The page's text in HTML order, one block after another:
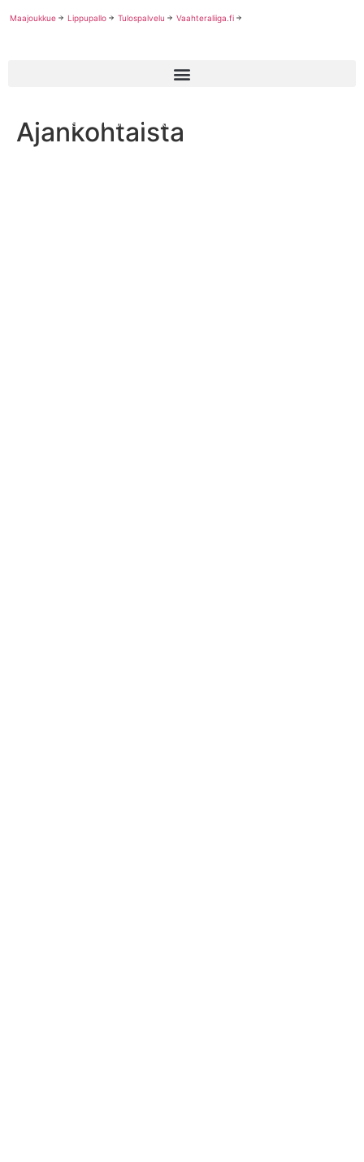
Maajoukkue Lippupallo Tulospalvelu Vaahteraliiga.fi
Ajankohtaista
Miesten ykkösen runkosarja pakettiin Tampereella